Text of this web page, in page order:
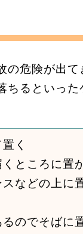
危険が出
るといった
く
ところに置
などの上に
のでそばに